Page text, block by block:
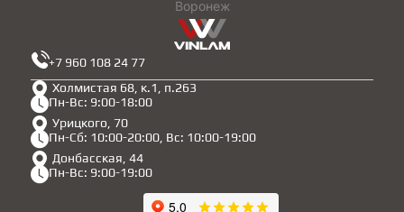
Воронеж
Холмистая 68, к.1, п.263
Пн-Вс: 9:00-18:00
Урицкого, 70
Пн-Сб: 10:00-20:00, Вс: 10:00-19:00
Донбасская, 44
Пн-Вс: 9:00-19:00
+7 960 108 24 77